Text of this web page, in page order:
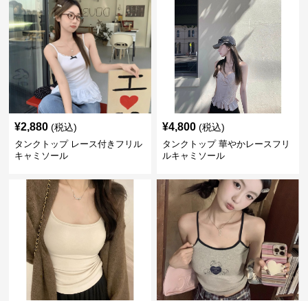
¥2,880 (税込)
タンクトップ レース付きフリル
キャミソール
¥4,800 (税込)
タンクトップ 華やかレースフリ
ルキャミソール